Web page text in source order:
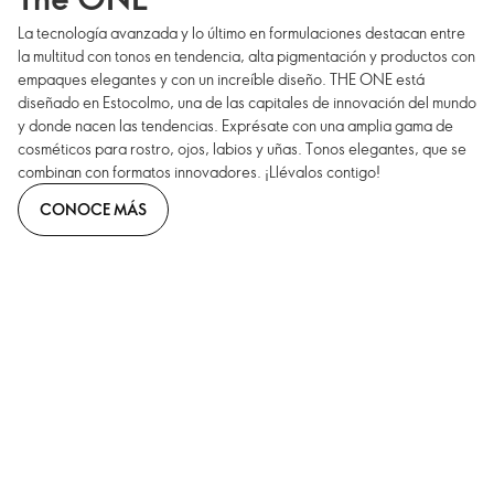
La tecnología avanzada y lo último en formulaciones destacan entre
la multitud con tonos en tendencia, alta pigmentación y productos con
empaques elegantes y con un increíble diseño. THE ONE está
diseñado en Estocolmo, una de las capitales de innovación del mundo
y donde nacen las tendencias. Exprésate con una amplia gama de
cosméticos para rostro, ojos, labios y uñas. Tonos elegantes, que se
combinan con formatos innovadores. ¡Llévalos contigo!
CONOCE MÁS